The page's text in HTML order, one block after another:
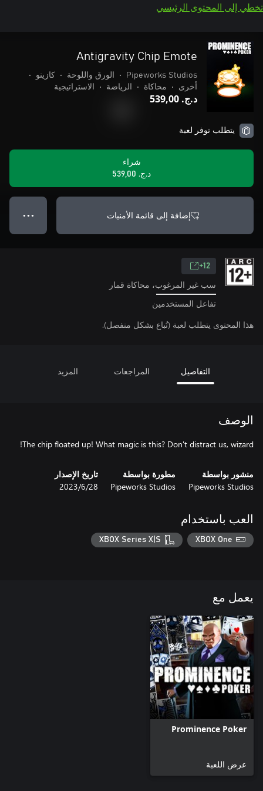
تخطي إلى المحتوى الرئيسي
Antigravity Chip Emote
Pipeworks Studios
• الورق واللوحة • كازينو
•
أخرى
• محاكاة • الرياضة • الاستراتيجية
د.ج.‏ 539,00
يتطلب توفر لعبة
شراء
د.ج.‏ 539,00
إضافة إلى قائمة الأمنيات ● ● ●
12+
سب غير المرغوب، محاكاة قمار
تفاعل المستخدمين
هذا المحتوى يتطلب لعبة (تُباع بشكل منفصل).
التفاصيل المراجعات المزيد
الوصف
The chip floated up! What magic is this? Don't distract us, wizard!
منشور بواسطة
Pipeworks Studios
مطورة بواسطة
Pipeworks Studios
تاريخ الإصدار
28‏/6‏/2023
العب باستخدام
XBOX One
XBOX Series X|S
يعمل مع
Prominence Poker
عرض اللعبة